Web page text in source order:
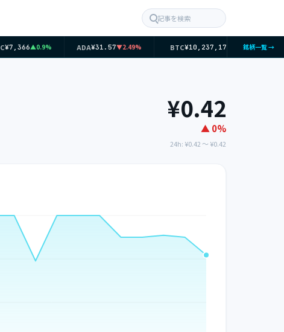
記事を検索
¥7,366▲0.9% ADA¥31.57▼2.49% BTC¥10,237,179▲0.28%銘柄一覧 →
¥0.42
▲ 0%
24h: ¥0.42 〜 ¥0.42